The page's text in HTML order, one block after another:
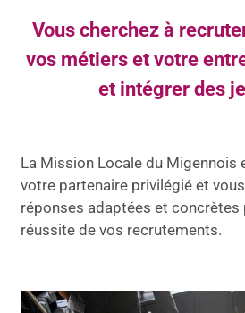
Vous cherchez à
vos métiers et votre
et intégrer des
La Mission Locale du Migennois
votre partenaire privilégié et
réponses adaptées et concrètes
réussite de vos recrutements.